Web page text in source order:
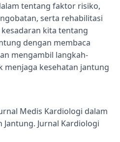
tentang faktor risiko,
serta rehabilitasi
kita tentang
dengan membaca
mengambil langkah-
menjaga kesehatan jantung
Medis Kardiologi dalam
Jurnal Kardiologi